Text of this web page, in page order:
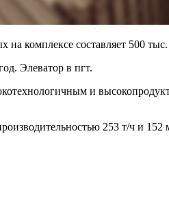
комплексе составляет 500
Элеватор в пгт.
и
253 т/ч и 152